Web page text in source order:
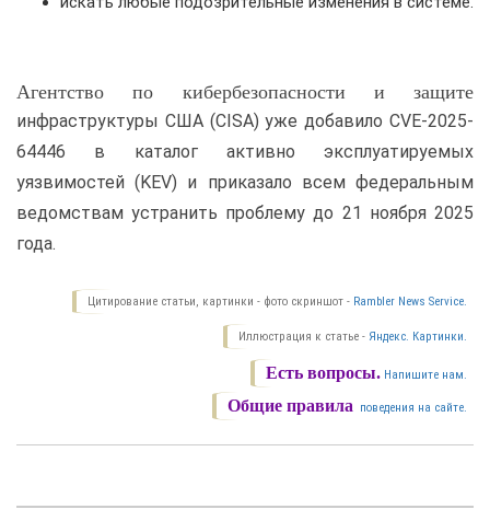
Агентство по кибербезопасности и защите
инфраструктуры США (CISA) уже добавило CVE-2025-
64446 в каталог активно эксплуатируемых
уязвимостей (KEV) и приказало всем федеральным
ведомствам устранить проблему до 21 ноября 2025
года.
Цитирование статьи, картинки - фото скриншот - Rambler News Service.
Иллюстрация к статье - Яндекс. Картинки.
Есть вопросы. Напишите нам.
Общие правила поведения на сайте.